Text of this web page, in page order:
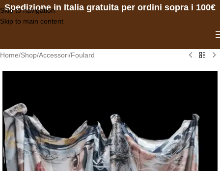
Skip to navigation
Skip to main content
Spedizione in Italia gratuita per ordini sopra i 100€
Home/Shop/Accessori/Foulard